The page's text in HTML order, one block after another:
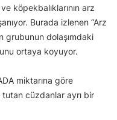
köpekbalıklarının arz
Burada izlenen “Arz
grubunun dolaşımdaki
ortaya koyuyor.
miktarına göre
tutan cüzdanlar ayrı bir